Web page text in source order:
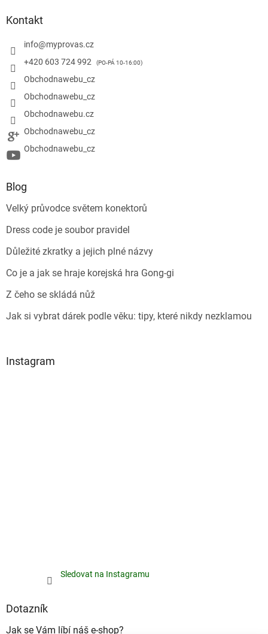
Kontakt
info@myprovas.cz
+420 603 724 992
Obchodnawebu_cz
Obchodnawebu_cz
Obchodnawebu.cz
Obchodnawebu_cz
Obchodnawebu_cz
Blog
Velký průvodce světem konektorů
Dress code je soubor pravidel
Důležité zkratky a jejich plné názvy
Co je a jak se hraje korejská hra Gong-gi
Z čeho se skládá nůž
Jak si vybrat dárek podle věku: tipy, které nikdy nezklamou
Instagram
Sledovat na Instagramu
Dotazník
Jak se Vám líbí náš e-shop?